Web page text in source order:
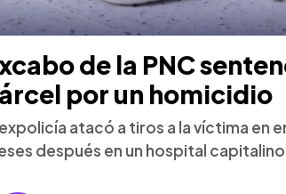
de la PNC
por un homicidio
atacó a tiros a la víctima en
después en un hospital